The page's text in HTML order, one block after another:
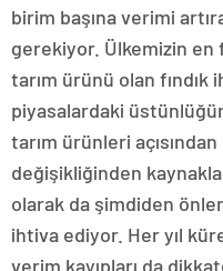
birim başına verimi
gerekiyor. Ülkemizin en
tarım ürünü olan fındık
piyasalardaki
tarım ürünleri
değişikliğinden
olarak da şimdiden
ihtiva ediyor. Her yıl
verim kayıpları da